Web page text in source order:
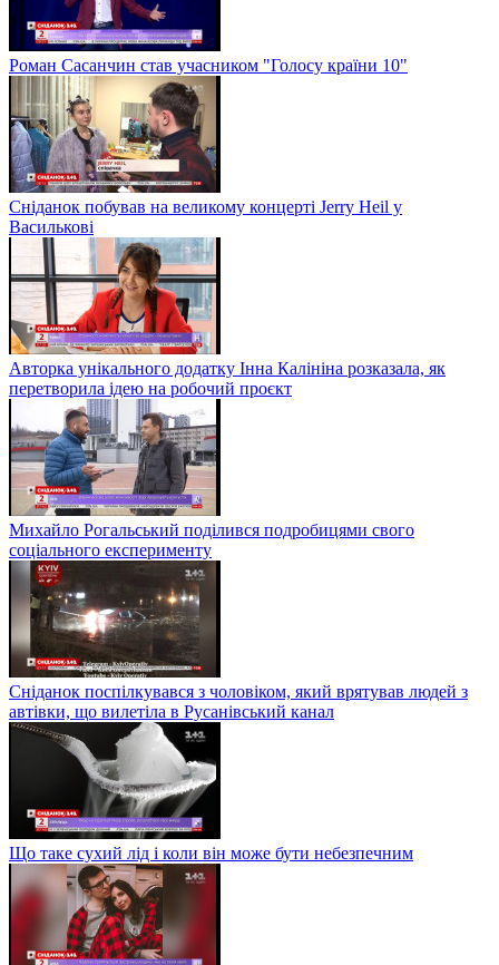
Роман Сасанчин став учасником "Голосу країни 10"
Сніданок побував на великому концерті Jerry Heil у
Василькові
Авторка унікального додатку Інна Калініна розказала, як
перетворила ідею на робочий проєкт
Михайло Рогальський поділився подробицями свого
соціального експерименту
Сніданок поспілкувався з чоловіком, який врятував людей з
автівки, що вилетіла в Русанівський канал
Що таке сухий лід і коли він може бути небезпечним